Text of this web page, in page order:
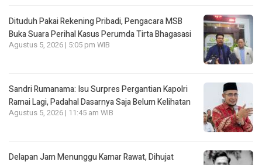
Dituduh Pakai Rekening Pribadi, Pengacara MSB
Buka Suara Perihal Kasus Perumda Tirta Bhagasasi
Agustus 5, 2026 | 5:05 pm WIB
Sandri Rumanama: Isu Surpres Pergantian Kapolri
Ramai Lagi, Padahal Dasarnya Saja Belum Kelihatan
Agustus 5, 2026 | 11:45 am WIB
Delapan Jam Menunggu Kamar Rawat, Dihujat